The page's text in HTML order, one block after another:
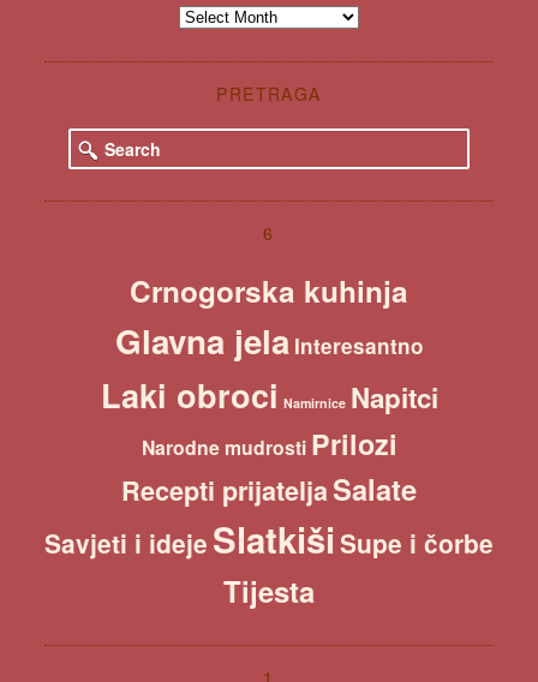
Špaiz
PRETRAGA
e
r
6
Crnogorska kuhinja
Glavna jela Interesantno
Laki obroci Namirnice Napitci
Narodne mudrosti Prilozi
Recepti prijateljaSalate
Savjeti i ideje Slatkiši Supe i čorbe
Tijesta